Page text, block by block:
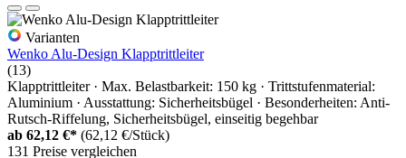
Varianten
Wenko Alu-Design Klapptrittleiter
(13)
Klapptrittleiter · Max. Belastbarkeit: 150 kg · Trittstufenmaterial:
Aluminium · Ausstattung: Sicherheitsbügel · Besonderheiten: Anti-
Rutsch-Riffelung, Sicherheitsbügel, einseitig begehbar
ab 62,12 €* (62,12 €/Stück)
131 Preise vergleichen